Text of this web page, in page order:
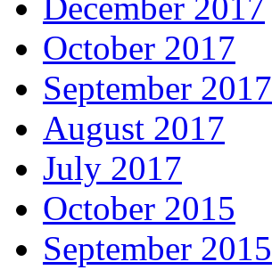
December 2017
October 2017
September 2017
August 2017
July 2017
October 2015
September 2015